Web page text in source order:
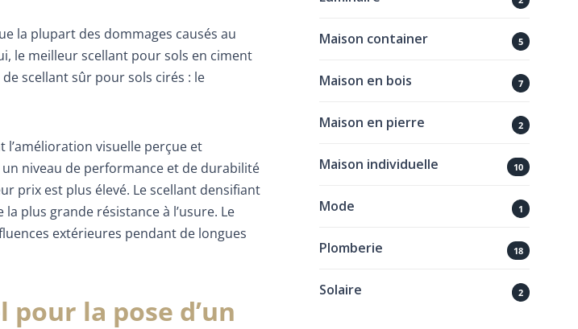
la plupart des dommages causés au
le meilleur scellant pour sols en ciment
scellant sûr pour sols cirés : le
l’amélioration visuelle perçue et
niveau de performance et de durabilité
prix est plus élevé. Le scellant densifiant
plus grande résistance à l’usure. Le
extérieures pendant de longues
pour la pose d’un
Maison container 5
Maison en bois 7
Maison en pierre 2
Maison individuelle 10
Mode 1
Plomberie 18
Solaire 2